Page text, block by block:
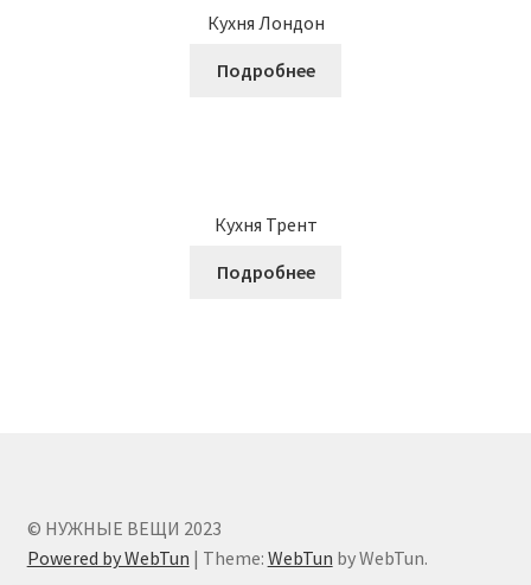
Кухня Лондон
Подробнее
Кухня Трент
Подробнее
© НУЖНЫЕ ВЕЩИ 2023
Powered by WebTun | Theme: WebTun by WebTun.